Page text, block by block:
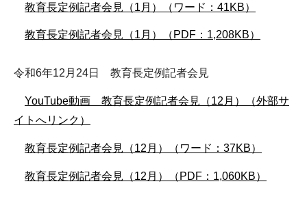
教育長定例記者会見（1月）（ワード：41KB）
教育長定例記者会見（1月）（PDF：1,208KB）
令和6年12月24日 教育長定例記者会見
YouTube動画 教育長定例記者会見（12月）（外部サ
イトへリンク）
教育長定例記者会見（12月）（ワード：37KB）
教育長定例記者会見（12月）（PDF：1,060KB）